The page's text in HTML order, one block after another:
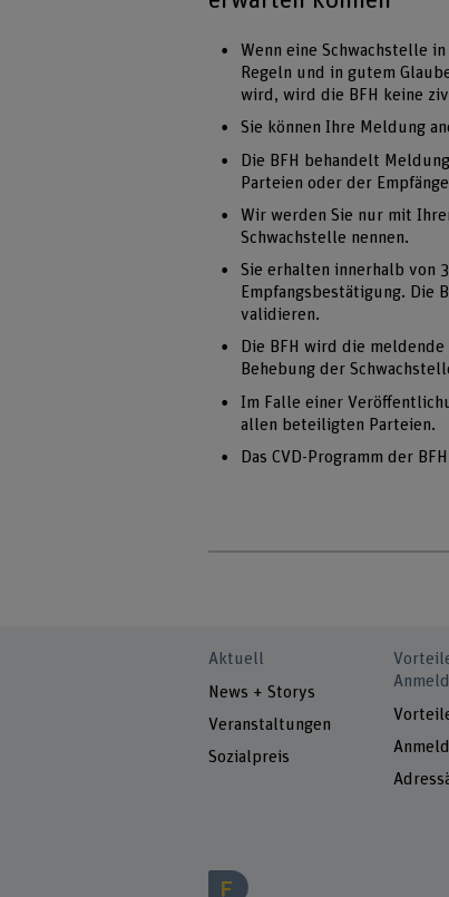
Wenn eine Schwachstelle
Regeln und in gutem
wird, wird die BFH keine
Sie können Ihre Meldung
Die BFH behandelt
Parteien oder der
Wir werden Sie nur mit
Schwachstelle nennen.
Sie erhalten innerhalb von
Empfangsbestätigung. Die
validieren.
Die BFH wird die
Behebung der
Im Falle einer
allen beteiligten Parteien.
Das CVD-Programm der
Aktuell
News + Storys
Veranstaltungen
Sozialpreis